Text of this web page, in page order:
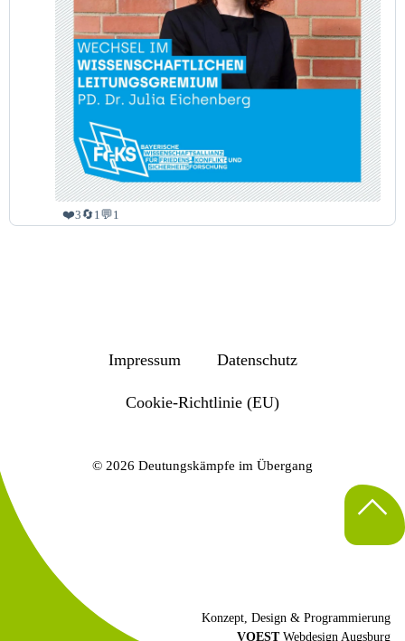
❤️3 🔄1💬1
Impressum Datenschutz
Cookie-Richtlinie (EU)
© 2026 Deutungskämpfe im Übergang
Konzept, Design & Programmierung
VOEST Webdesign Augsburg